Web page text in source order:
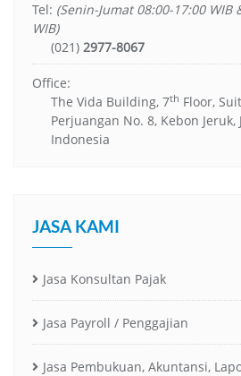
Tel: (Senin-Jumat 08:00-17:00 WIB
WIB)
(021) 2977-8067
Office:
The Vida Building, 7th Floor,
Perjuangan No. 8, Kebon Jeruk,
Indonesia
JASA KAMI
Jasa Konsultan Pajak
Jasa Payroll / Penggajian
Jasa Pembukuan, Akuntansi,